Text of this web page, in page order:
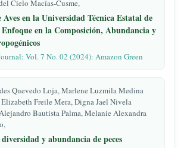
Cielo Macías-Cusme,
en la Universidad Técnica Estatal de
en la Composición, Abundancia y
Vol. 7 No. 02 (2024): Amazon Green
Quevedo Loja, Marlene Luzmila Medina
Freile Mera, Digna Jael Nivela
Bautista Palma, Melanie Alexandra
y abundancia de peces